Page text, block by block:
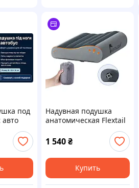
под
авто
Надувная подушка
анатомическая Flextail
1 540₴
Купить